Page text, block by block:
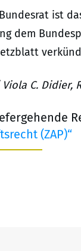
ist
dem
C. Didier,
(ZAP)“